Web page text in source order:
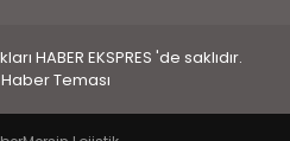
HABER EKSPRES 'de saklıdır.
Teması